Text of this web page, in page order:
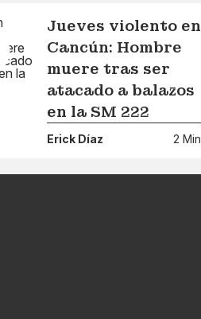
Jueves violento en
Cancún: Hombre
muere tras ser
atacado a balazos
en la SM 222
Erick Díaz 2 Min